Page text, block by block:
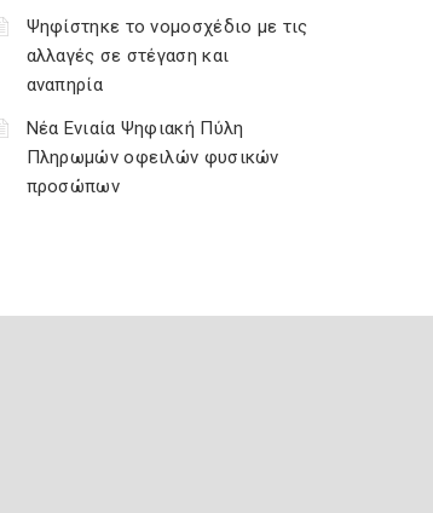
Ψηφίστηκε το νομοσχέδιο με τις
αλλαγές σε στέγαση και
αναπηρία
Νέα Ενιαία Ψηφιακή Πύλη
Πληρωμών οφειλών φυσικών
προσώπων